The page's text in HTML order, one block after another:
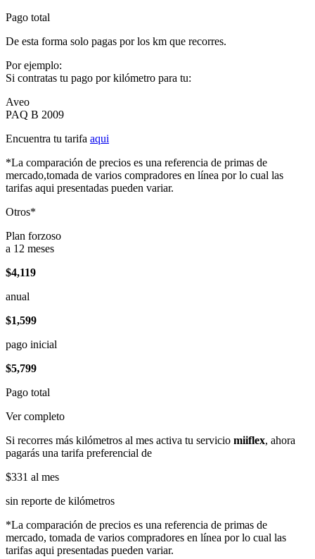
Pago total
De esta forma solo pagas por los km que recorres.
Por ejemplo:
Si contratas tu pago por kilómetro para tu:
Aveo
PAQ B 2009
Encuentra tu tarifa aqui
*La comparación de precios es una referencia de primas de
mercado,tomada de varios compradores en línea por lo cual las
tarifas aqui presentadas pueden variar.
Otros*
Plan forzoso
a 12 meses
$4,119
anual
$1,599
pago inicial
$5,799
Pago total
Ver completo
Si recorres más kilómetros al mes activa tu servicio miiflex, ahora
pagarás una tarifa preferencial de
$331 al mes
sin reporte de kilómetros
*La comparación de precios es una referencia de primas de
mercado, tomada de varios compradores en línea por lo cual las
tarifas aqui presentadas pueden variar.